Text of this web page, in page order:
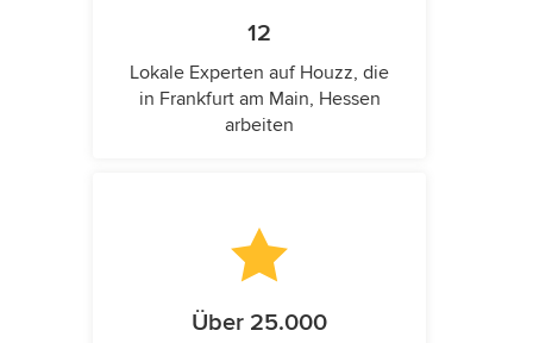
12
Lokale Experten auf Houzz, die
in Frankfurt am Main, Hessen
arbeiten
Über 25.000